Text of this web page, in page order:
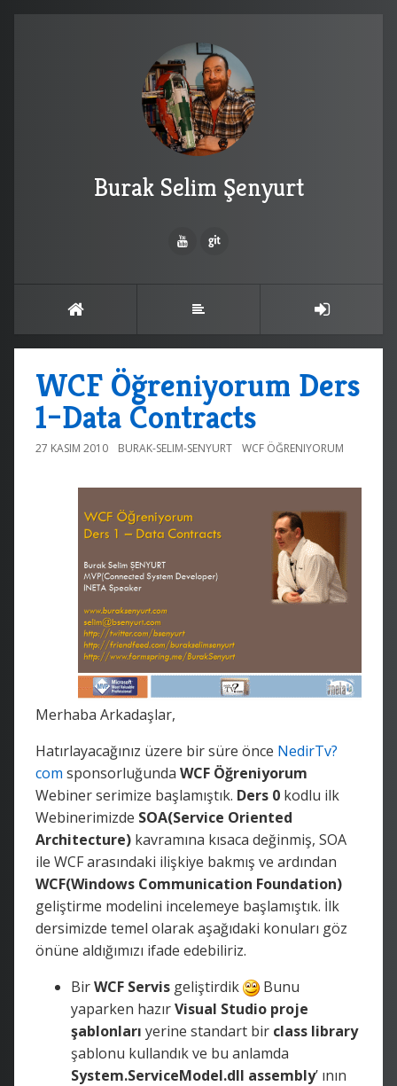
Burak Selim Şenyurt
WCF Öğreniyorum Ders
1–Data Contracts
27 KASIM 2010 BURAK-SELIM-SENYURT WCF ÖĞRENIYORUM
Merhaba Arkadaşlar,
Hatırlayacağınız üzere bir süre önce NedirTv?
com sponsorluğunda WCF Öğreniyorum
Webiner serimize başlamıştık. Ders 0 kodlu ilk
Webinerimizde SOA(Service Oriented
Architecture) kavramına kısaca değinmiş, SOA
ile WCF arasındaki ilişkiye bakmış ve ardından
WCF(Windows Communication Foundation)
geliştirme modelini incelemeye başlamıştık. İlk
dersimizde temel olarak aşağıdaki konuları göz
önüne aldığımızı ifade edebiliriz.
BirWCF Servis geliştirdik
Bunu
yaparken hazırVisual Studio proje
şablonları yerine standart bir class library
şablonu kullandık ve bu anlamda
System.ServiceModel.dll assembly’ ının